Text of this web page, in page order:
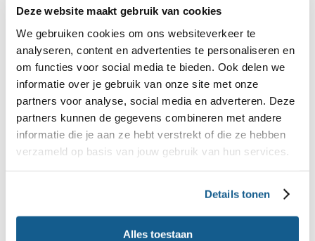
Deze website maakt gebruik van cookies
We gebruiken cookies om ons websiteverkeer te
analyseren, content en advertenties te personaliseren en
om functies voor social media te bieden. Ook delen we
informatie over je gebruik van onze site met onze
partners voor analyse, social media en adverteren. Deze
partners kunnen de gegevens combineren met andere
informatie die je aan ze hebt verstrekt of die ze hebben
verzameld op basis van jouw gebruik van hun services.
Details tonen
Alles toestaan
oma is, kunnen daar andere regels gelden dan bij
jullie thuis. Als dat zo is en je vindt dat vervelend:
praat erover! Het is helemaal niet gek om
afspraken te maken met anderen over
bijvoorbeeld snoep en drinken. Maar hoe doe je
dat dan? Wij geven 3 tips:
uitzondering is: “bij opa of oma gelden andere